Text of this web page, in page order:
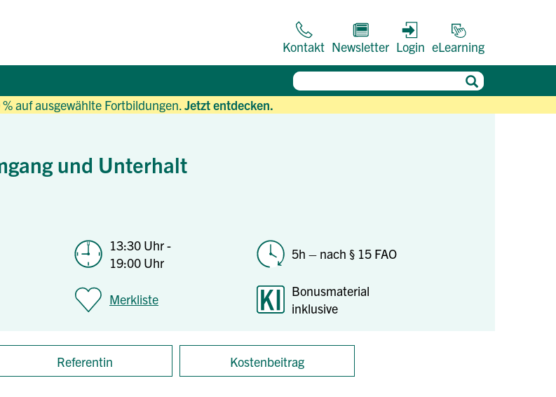
auf ausgewählte Fortbildungen.Jetzt entdecken.
Kontakt Newsletter Login eLearning
und Unterhalt
13:30 Uhr -
19:00 Uhr
5h – nach § 15 FAO
Merkliste
Bonusmaterial
inklusive
Referentin Kostenbeitrag